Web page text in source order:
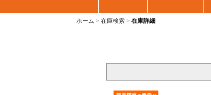
ホーム 在庫検索 在庫詳細